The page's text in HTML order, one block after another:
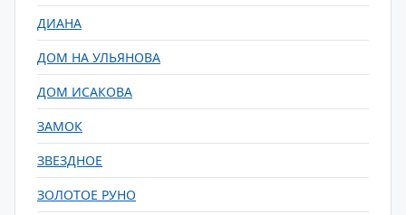
ДИАНА
ДОМ НА УЛЬЯНОВА
ДОМ ИСАКОВА
ЗАМОК
ЗВЕЗДНОЕ
ЗОЛОТОЕ РУНО